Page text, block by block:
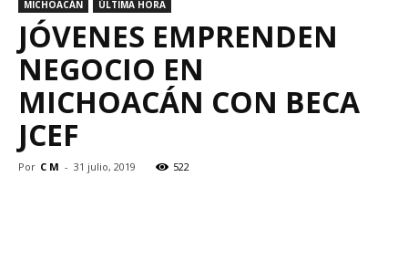
MICHOACÁN ÚLTIMA HORA
JÓVENES EMPRENDEN
NEGOCIO EN
MICHOACÁN CON BECA
JCEF
Por C M - 31 julio, 2019 522